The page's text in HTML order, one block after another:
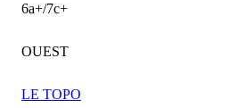
6a+/7c+
OUEST
LE TOPO